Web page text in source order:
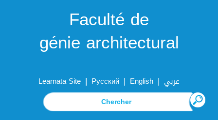
Faculté de
génie architectural
Learnata Site | Русский | English | عربي